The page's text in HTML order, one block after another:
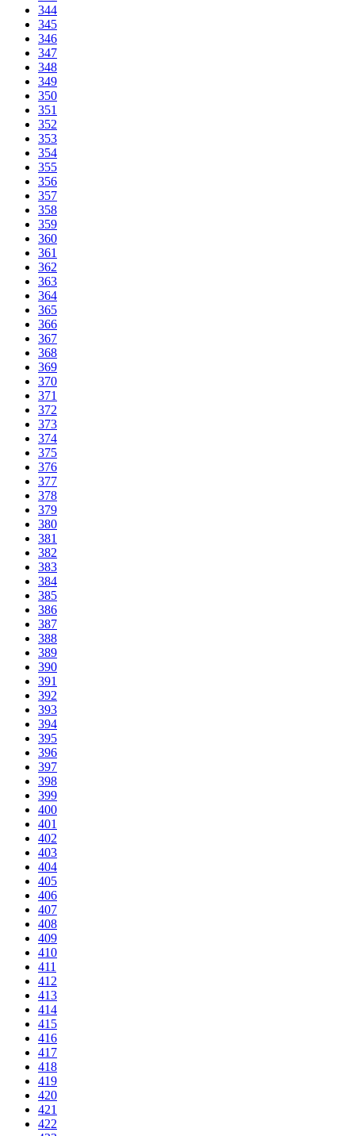
344
345
346
347
348
349
350
351
352
353
354
355
356
357
358
359
360
361
362
363
364
365
366
367
368
369
370
371
372
373
374
375
376
377
378
379
380
381
382
383
384
385
386
387
388
389
390
391
392
393
394
395
396
397
398
399
400
401
402
403
404
405
406
407
408
409
410
411
412
413
414
415
416
417
418
419
420
421
422